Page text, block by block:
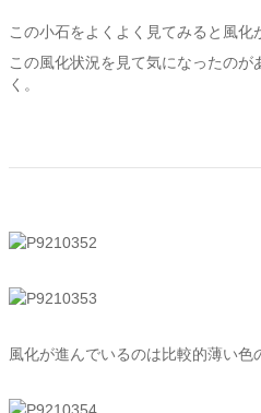
この小石をよくよく見てみると風化
この風化状況を見て気になったの
く。
風化が進んでいるのは比較的薄い色